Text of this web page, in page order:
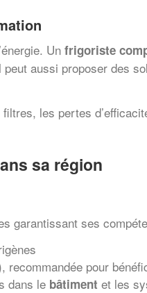
Un frigoriste
aussi proposer des
les pertes
sa région
garantissant ses
pour
dans le bâtiment et les